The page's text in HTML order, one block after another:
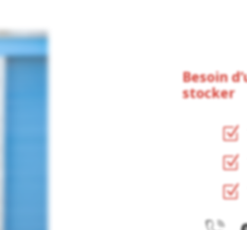
Besoin
stocker
Z
Z
Z